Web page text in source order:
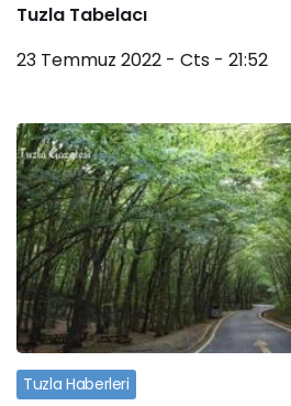
Tuzla Tabelacı
23 Temmuz 2022 - Cts - 21:52
Tuzla Haberleri